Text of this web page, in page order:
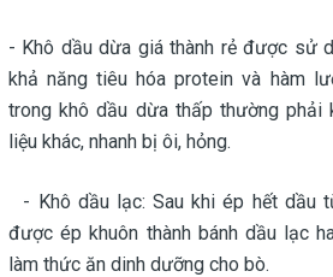
- Khô dầu dừa giá thành rẻ được sử
khả năng tiêu hóa protein và hàm
trong khô dầu dừa thấp thường phải
liệu khác, nhanh bị ôi, hỏng.
- Khô dầu lạc: Sau khi ép hết dầu
được ép khuôn thành bánh dầu lạc
làm thức ăn dinh dưỡng cho bò.